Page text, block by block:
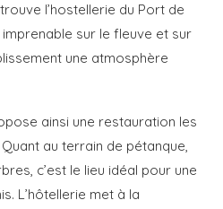
l’hostellerie du Port de
sur le fleuve et sur
une atmosphère
ainsi une restauration les
au terrain de pétanque,
c’est le lieu idéal pour une
L’hôtellerie met à la